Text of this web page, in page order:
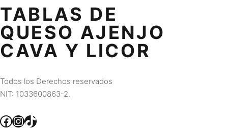
TABLAS DE
QUESO AJENJO
CAVA Y LICOR
Todos los Derechos reservados
NIT: 1033600863-2.
Facebook InstagramTikTok